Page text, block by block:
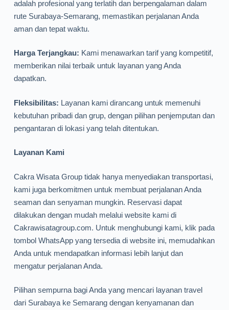
adalah profesional yang terlatih dan berpengalaman dalam
rute Surabaya-Semarang, memastikan perjalanan Anda
aman dan tepat waktu.
Harga Terjangkau: Kami menawarkan tarif yang kompetitif,
memberikan nilai terbaik untuk layanan yang Anda
dapatkan.
Fleksibilitas: Layanan kami dirancang untuk memenuhi
kebutuhan pribadi dan grup, dengan pilihan penjemputan dan
pengantaran di lokasi yang telah ditentukan.
Layanan Kami
Cakra Wisata Group tidak hanya menyediakan transportasi,
kami juga berkomitmen untuk membuat perjalanan Anda
seaman dan senyaman mungkin. Reservasi dapat
dilakukan dengan mudah melalui website kami di
Cakrawisatagroup.com. Untuk menghubungi kami, klik pada
tombol WhatsApp yang tersedia di website ini, memudahkan
Anda untuk mendapatkan informasi lebih lanjut dan
mengatur perjalanan Anda.
Pilihan sempurna bagi Anda yang mencari layanan travel
dari Surabaya ke Semarang dengan kenyamanan dan